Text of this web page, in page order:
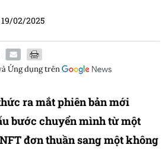
19/02/2025
Ứng dụngtrên
ra mắt phiên bản mới
bước chuyển mình từ một
đơn thuần sang một không